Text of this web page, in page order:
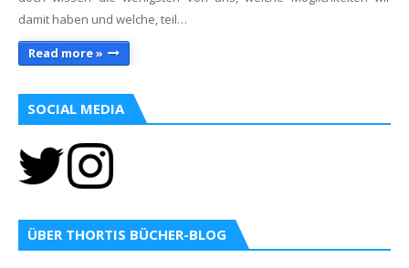
damit haben und welche, teil…
Read more »
SOCIAL MEDIA
ÜBER THORTIS BÜCHER-BLOG